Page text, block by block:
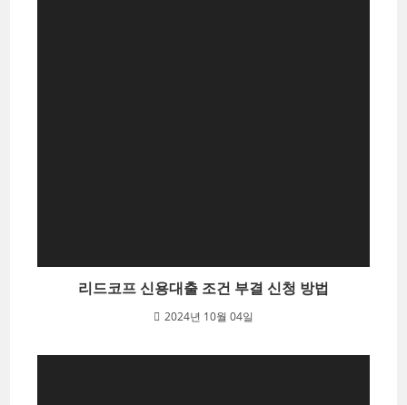
리드코프 신용대출 조건 부결 신청 방법
2024년 10월 04일